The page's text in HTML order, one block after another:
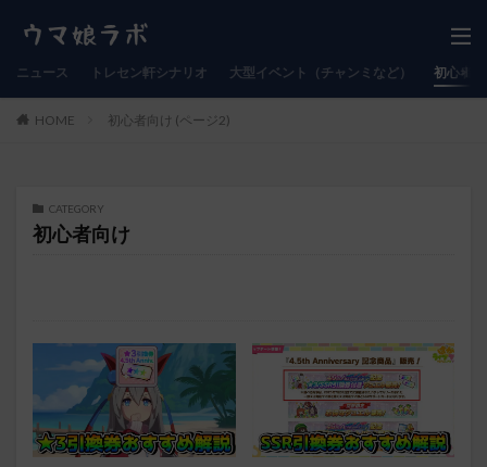
ニュース トレセン軒シナリオ 大型イベント（チャンミなど） 初心者
HOME 初心者向け (ページ2)
CATEGORY
初心者向け